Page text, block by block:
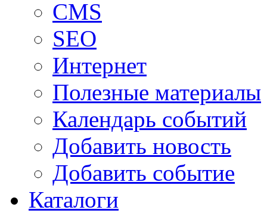
CMS
SEO
Интернет
Полезные материалы
Календарь событий
Добавить новость
Добавить событие
Каталоги